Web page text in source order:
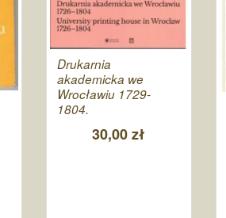
Drukarnia
akademicka we
Wrocławiu 1729-
1804.
30,00 zł